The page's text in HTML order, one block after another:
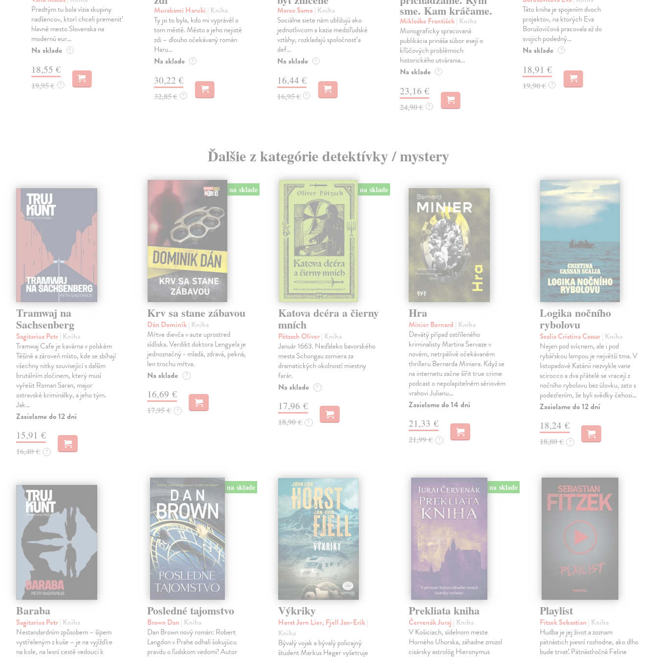
Predtým tu bola vízia skupiny
nadšencov, ktorí chceli premeniť
hlavné mesto Slovenska na
modernú eur...
Na sklade ?
18,55 €
19,95 € ?
Murakami Haruki | Kniha
Ty jsi to byla, kdo mi vyprávěl o
tom městě. Město a jeho nejisté
zdi – dlouho očekávaný román
Haru...
Na sklade ?
30,22 €
32,85 € ?
Marec Samo| Kniha
Sociálne siete nám ubližujú ako
jednotlivcom a kazia medziľudské
vzťahy, rozkladajú spoločnosť a
def...
Na sklade ?
16,44 €
16,95 € ?
sme. Kam kráčame.
Mikloško František| Kniha
Monograficky spracovaná
publikácia prináša súbor esejí o
kľúčových problémoch
historického utvárania...
Na sklade ?
23,16 €
24,90 € ?
Táto kniha je spojením dvoch
projektov, na ktorých Eva
Borušovičová pracovala až do
svojich posledný...
Na sklade ?
18,91 €
19,90 € ?
Ďalšie z kategórie detektívky / mystery
Tramwaj na
Sachsenberg
Sagitarius Petr| Kniha
Tramwaj Cafe je kavárna v polském
Těšíně a zároveň místo, kde se sbíhají
všechny nitky související s dalším
brutálním zločinem, který musí
vyřešit Roman Saran, major
ostravské kriminálky, a jeho tým.
Jak…
Zasielame do 12 dní
15,91 €
16,40 € ?
na sklade
Krv sa stane zábavou
Dán Dominik| Kniha
Mŕtve dievča v aute uprostred
sídliska. Verdikt doktora Lengyela je
jednoznačný - mladá, zdravá, pekná,
len trochu mŕtva.
Na sklade ?
16,69 €
17,95 € ?
na sklade
Katova dcéra a čierny
mních
Pötzsch Oliver| Kniha
Január 1663. Neďaleko bavorského
mesta Schongau zomiera za
dramatických okolností miestny
farár.
Na sklade ?
17,96 €
18,90 € ?
Hra
Minier Bernard | Kniha
Devátý případ ostříleného
kriminalisty Martina Servaze v
novém, netrpělivě očekávaném
thrilleru Bernarda Miniera. Když se
na internetu začne šířit true crime
podcast o nepolapitelném sériovém
vrahovi Julianu…
Zasielame do 14 dní
21,33 €
21,99 € ?
Logika nočního
rybolovu
Scalia Cristina Cassar| Kniha
Nejen pod svícnem, ale i pod
rybářskou lampou je největší tma. V
listopadové Katánii nezvykle vane
scirocco a dva přátelé se vracejí z
nočního rybolovu bez úlovku, zato s
podezřením, že byli svědky čehosi…
Zasielame do 12 dní
18,24 €
18,80 € ?
Baraba
Sagitarius Petr| Kniha
Nestandardním způsobem – šípem
vystřeleným z kuše – je na vyjížďce
na kole, na lesní cestě vedoucí k
na sklade
Posledné tajomstvo
Brown Dan | Kniha
Dan Brown nový román: Robert
Langdon v Prahe odhalí šokujúcu
pravdu o ľudskom vedomí! Autor
Výkriky
Horst Jorn Lier, Fjell Jan-Erik|
Kniha
Bývalý vojak a bývalý policajný
študent Markus Heger vyšetruje
na sklade
Prekliata kniha
Červenák Juraj | Kniha
V Košiciach, sídelnom meste
Horného Uhorska, záhadne zmizol
cisársky astrológ Hieronymus
Playlist
Fitzek Sebastian | Kniha
Hudba je jej život a zoznam
pätnástich piesní rozhodne, ako dlho
bude trvať. Pätnásťročná Feline